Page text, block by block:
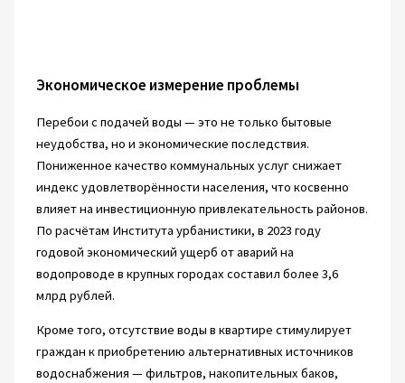
Экономическое измерение проблемы
Перебои с подачей воды — это не только бытовые
неудобства, но и экономические последствия.
Пониженное качество коммунальных услуг снижает
индекс удовлетворённости населения, что косвенно
влияет на инвестиционную привлекательность районов.
По расчётам Института урбанистики, в 2023 году
годовой экономический ущерб от аварий на
водопроводе в крупных городах составил более 3,6
млрд рублей.
Кроме того, отсутствие воды в квартире стимулирует
граждан к приобретению альтернативных источников
водоснабжения — фильтров, накопительных баков,